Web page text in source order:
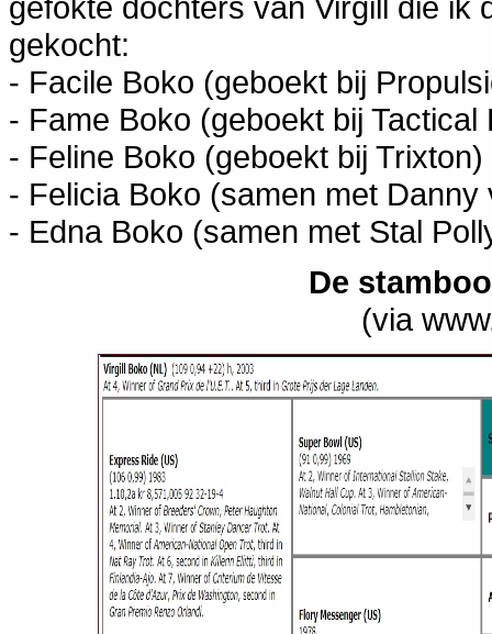
gekocht:
- Facile Boko (geboekt bij
- Fame Boko (geboekt bij Tactical
- Feline Boko (geboekt bij Trixton)
- Felicia Boko (samen met Danny
- Edna Boko (samen met Stal
De
(via